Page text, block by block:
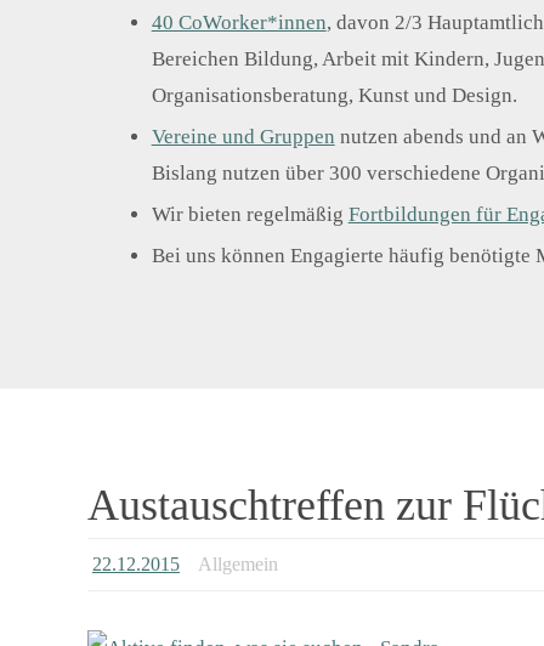
40 CoWorker*innen, davon 2/3
Bereichen Bildung, Arbeit mit Kindern,
Organisationsberatung, Kunst und Design.
Vereine und Gruppen nutzen abends und an
Bislang nutzen über 300 verschiedene
Wir bieten regelmäßig Fortbildungen für
Bei uns können Engagierte häufig
Austauschtreffen zur
22.12.2015 Allgemein